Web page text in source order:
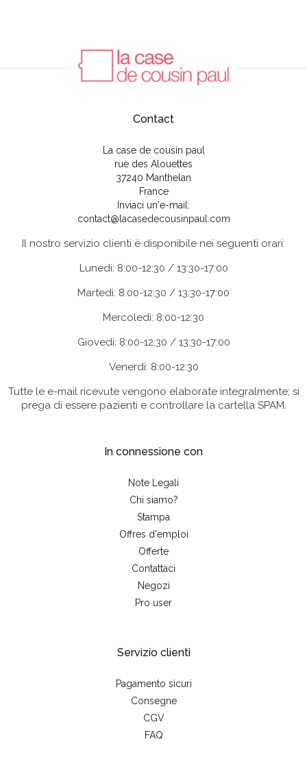
Contact
La case de cousin paul
rue des Alouettes
37240 Manthelan
France
Inviaci un'e-mail:
contact@lacasedecousinpaul.com
Il nostro servizio clienti è disponibile nei seguenti orari:
Lunedì: 8:00-12:30 / 13:30-17:00
Martedì: 8:00-12:30 / 13:30-17:00
Mercoledì: 8:00-12:30
Giovedì: 8:00-12:30 / 13:30-17:00
Venerdì: 8:00-12:30
Tutte le e-mail ricevute vengono elaborate integralmente; si
prega di essere pazienti e controllare la cartella SPAM.
In connessione con
Note Legali
Chi siamo?
Stampa
Offres d'emploi
Offerte
Contattaci
Negozi
Pro user
Servizio clienti
Pagamento sicuri
Consegne
CGV
FAQ